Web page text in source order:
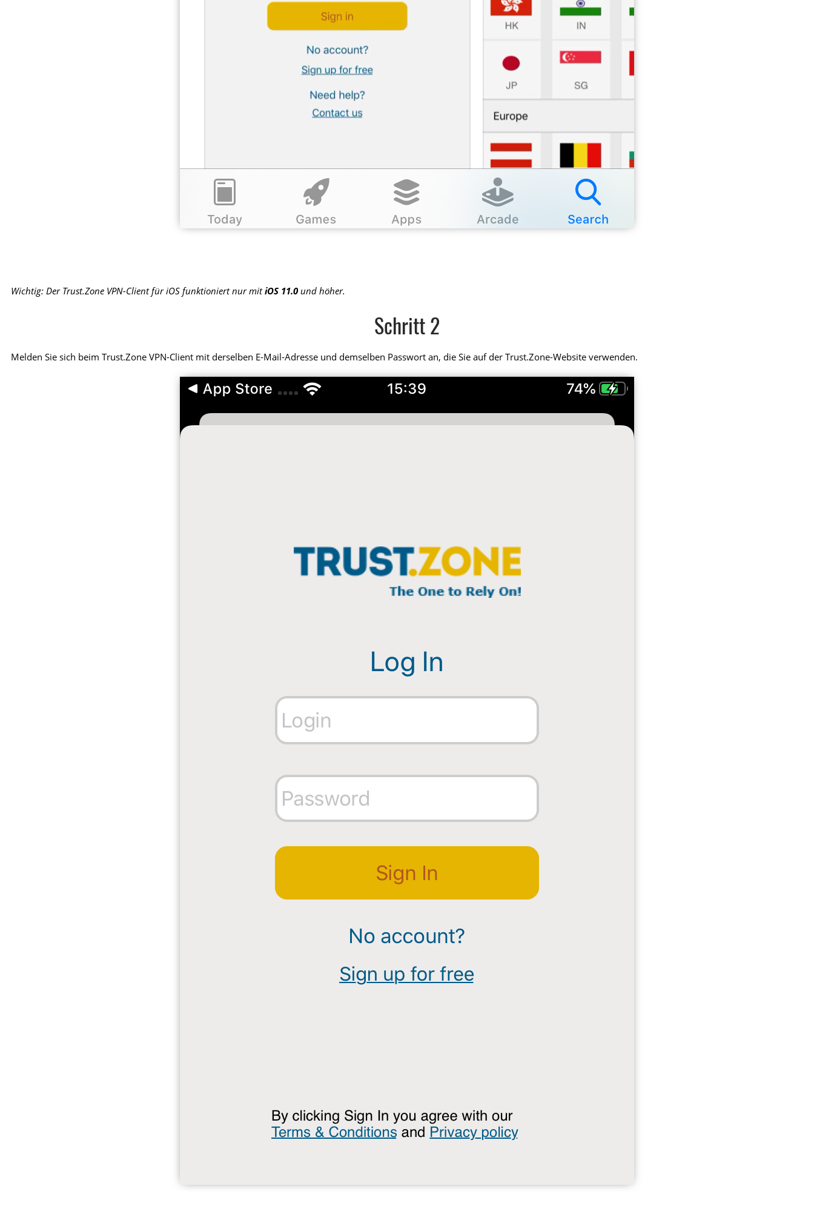
Wichtig: Der Trust.Zone VPN-Client für iOS funktioniert nur mitiOS 11.0und höher.
Schritt 2
Melden Sie sich beim Trust.Zone VPN-Client mit derselben E-Mail-Adresse und demselben Passwort an, die Sie auf der Trust.Zone-Website verwenden.